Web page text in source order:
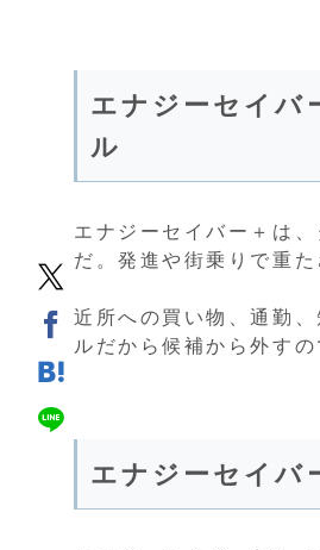
エナジーセイバ
ル
エナジーセイバー＋は
だ。発進や街乗りで重
近所への買い物、通勤
ルだから候補から外す
エナジーセイバ